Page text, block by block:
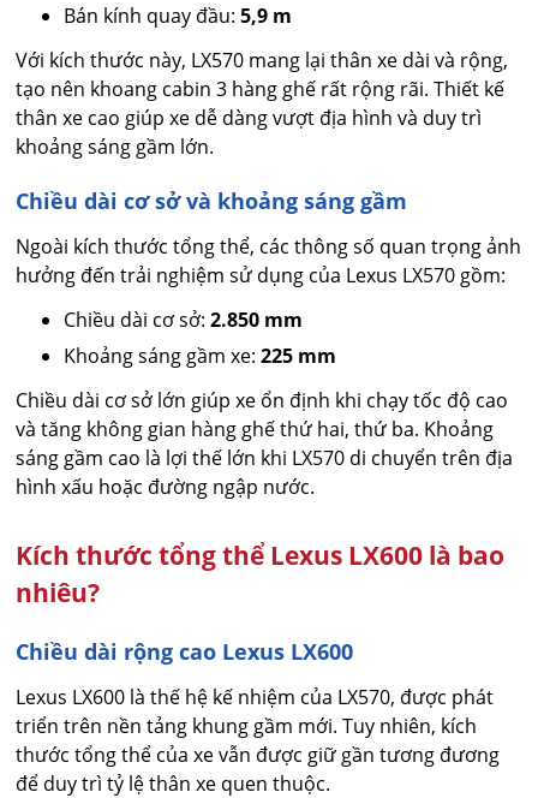
Bán kính quay đầu:5,9 m
Với kích thước này, LX570 mang lại thân xe dài và rộng,
tạo nên khoang cabin 3 hàng ghế rất rộng rãi. Thiết kế
thân xe cao giúp xe dễ dàng vượt địa hình và duy trì
khoảng sáng gầm lớn.
Chiều dài cơ sở và khoảng sáng gầm
Ngoài kích thước tổng thể, các thông số quan trọng ảnh
hưởng đến trải nghiệm sử dụng của Lexus LX570 gồm:
Chiều dài cơ sở:2.850 mm
Khoảng sáng gầm xe:225 mm
Chiều dài cơ sở lớn giúp xe ổn định khi chạy tốc độ cao
và tăng không gian hàng ghế thứ hai, thứ ba. Khoảng
sáng gầm cao là lợi thế lớn khi LX570 di chuyển trên địa
hình xấu hoặc đường ngập nước.
Kích thước tổng thể Lexus LX600 là bao
nhiêu?
Chiều dài rộng cao Lexus LX600
Lexus LX600 là thế hệ kế nhiệm của LX570, được phát
triển trên nền tảng khung gầm mới. Tuy nhiên, kích
thước tổng thể của xe vẫn được giữ gần tương đương
để duy trì tỷ lệ thân xe quen thuộc.